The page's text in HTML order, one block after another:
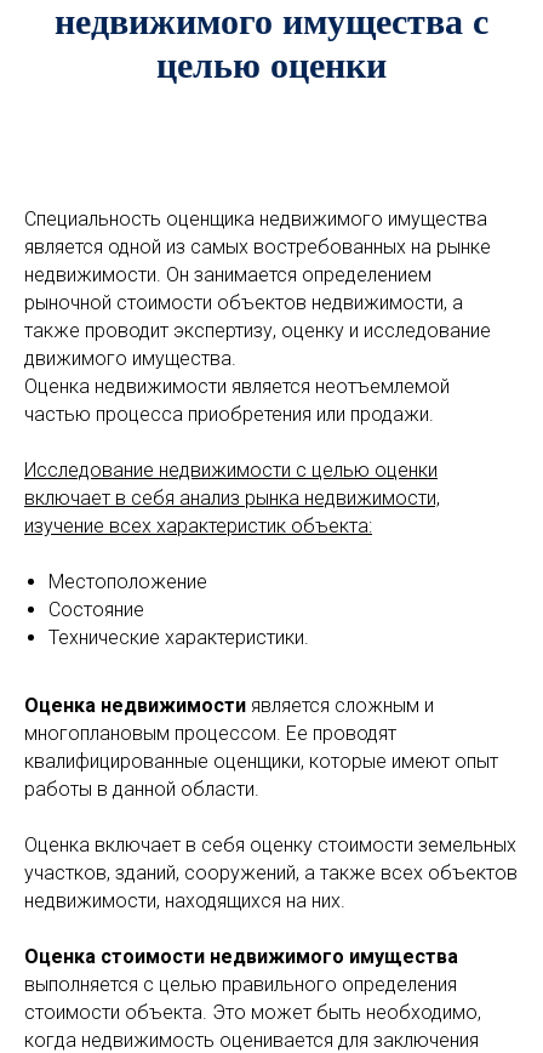
недвижимого имущества с
целью оценки
Специальность оценщика недвижимого имущества
является одной из самых востребованных на рынке
недвижимости. Он занимается определением
рыночной стоимости объектов недвижимости, а
также проводит экспертизу, оценку и исследование
движимого имущества.
Оценка недвижимости является неотъемлемой
частью процесса приобретения или продажи.
Исследование недвижимости с целью оценки
включает в себя анализ рынка недвижимости,
изучение всех характеристик объекта:
Местоположение
Состояние
Технические характеристики.
Оценка недвижимости является сложным и
многоплановым процессом. Ее проводят
квалифицированные оценщики, которые имеют опыт
работы в данной области.
Оценка включает в себя оценку стоимости земельных
участков, зданий, сооружений, а также всех объектов
недвижимости, находящихся на них.
Оценка стоимости недвижимого имущества
выполняется с целью правильного определения
стоимости объекта. Это может быть необходимо,
когда недвижимость оценивается для заключения